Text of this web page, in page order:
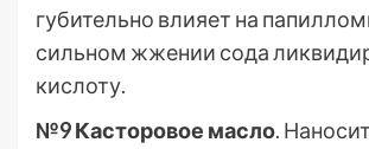
губительно влияет на
сильном жжении сода
кислоту.
№9 Касторовое масло.